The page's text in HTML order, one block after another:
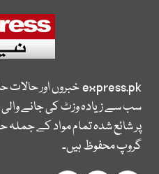
express.pkخبروں اور
سب سے زیادہ وزٹ کی جانے
پر شائع شدہ تمام مواد کے
گروپ محفوظ ہیں۔